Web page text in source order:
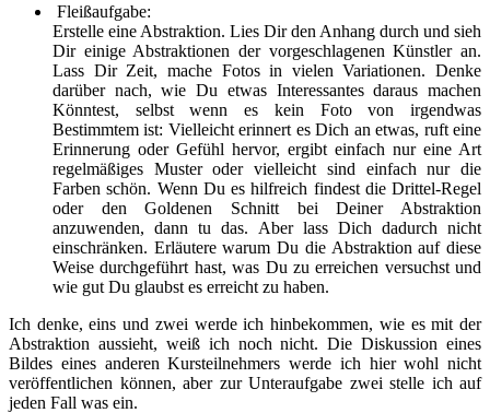
Fleißaufgabe:
Erstelle eine Abstraktion. Lies Dir den Anhang durch und sieh
Dir einige Abstraktionen der vorgeschlagenen Künstler an.
Lass Dir Zeit, mache Fotos in vielen Variationen. Denke
darüber nach, wie Du etwas Interessantes daraus machen
Könntest, selbst wenn es kein Foto von irgendwas
Bestimmtem ist: Vielleicht erinnert es Dich an etwas, ruft eine
Erinnerung oder Gefühl hervor, ergibt einfach nur eine Art
regelmäßiges Muster oder vielleicht sind einfach nur die
Farben schön. Wenn Du es hilfreich findest die Drittel-Regel
oder den Goldenen Schnitt bei Deiner Abstraktion
anzuwenden, dann tu das. Aber lass Dich dadurch nicht
einschränken. Erläutere warum Du die Abstraktion auf diese
Weise durchgeführt hast, was Du zu erreichen versuchst und
wie gut Du glaubst es erreicht zu haben.
Ich denke, eins und zwei werde ich hinbekommen, wie es mit der
Abstraktion aussieht, weiß ich noch nicht. Die Diskussion eines
Bildes eines anderen Kursteilnehmers werde ich hier wohl nicht
veröffentlichen können, aber zur Unteraufgabe zwei stelle ich auf
jeden Fall was ein.